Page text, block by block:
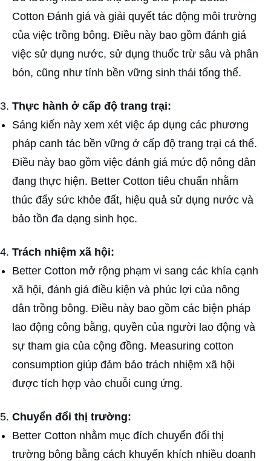
Cotton Đánh giá và giải quyết tác động môi trường
của việc trồng bông. Điều này bao gồm đánh giá
việc sử dụng nước, sử dụng thuốc trừ sâu và phân
bón, cũng như tính bền vững sinh thái tổng thể.
Thực hành ở cấp độ trang trại:
Sáng kiến này xem xét việc áp dụng các phương
pháp canh tác bền vững ở cấp độ trang trại cá thể.
Điều này bao gồm việc đánh giá mức độ nông dân
đang thực hiện. Better Cotton tiêu chuẩn nhằm
thúc đẩy sức khỏe đất, hiệu quả sử dụng nước và
bảo tồn đa dạng sinh học.
Trách nhiệm xã hội:
Better Cotton mở rộng phạm vi sang các khía cạnh
xã hội, đánh giá điều kiện và phúc lợi của nông
dân trồng bông. Điều này bao gồm các biện pháp
lao động công bằng, quyền của người lao động và
sự tham gia của cộng đồng. Measuring cotton
consumption giúp đảm bảo trách nhiệm xã hội
được tích hợp vào chuỗi cung ứng.
Chuyển đổi thị trường:
Better Cotton nhằm mục đích chuyển đổi thị
trường bông bằng cách khuyến khích nhiều doanh